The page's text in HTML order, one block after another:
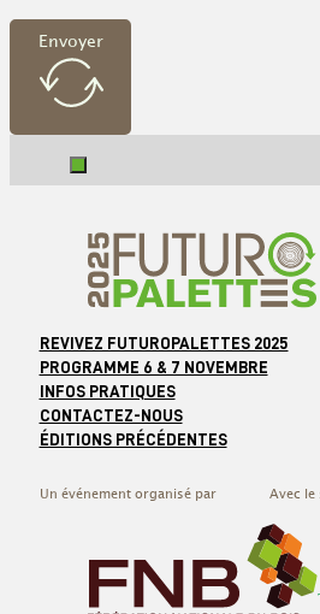
Envoyer
REVIVEZ FUTUROPALETTES 2025
PROGRAMME 6 & 7 NOVEMBRE
INFOS PRATIQUES
CONTACTEZ-NOUS
ÉDITIONS PRÉCÉDENTES
Un événement organisé par Avec le